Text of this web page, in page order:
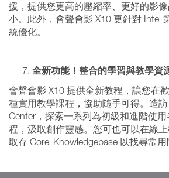
援，提供您更高的壓縮率、更好的影
小。此外，會聲會影 X10 更針對 Intel
統優化。
全新功能！整合的學習與教學資
會聲會影 X10 提供全新教程，讓您在
種實用教學課程，協助隨手可得。造訪
Center，探索一系列為初級和進階使
程，汲取創作靈感。您可也可以在線
取存 Corel Knowledgebase 以找尋常用